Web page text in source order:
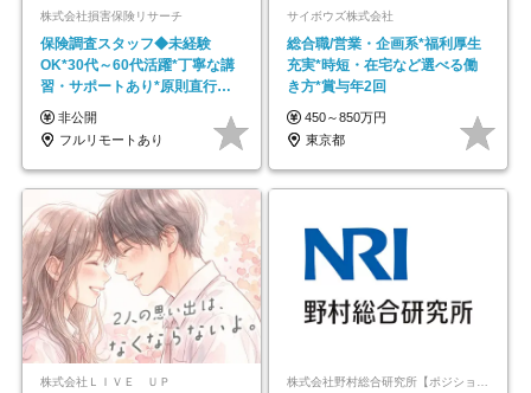
株式会社損害保険リサーチ
保険調査スタッフ◆未経験
OK*30代～60代活躍*丁寧な講
習・サポートあり*原則直行直
帰／全国募集・業務委託
非公開
フルリモートあり
サイボウズ株式会社
総合職/営業・企画系*福利厚生
充実*時短・在宅など選べる働
き方*賞与年2回
450～850万円
東京都
株式会社ＬＩＶＥ ＵＰ